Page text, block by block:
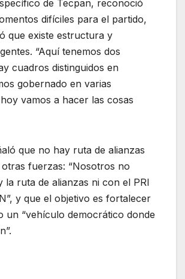
de Tecpan, reconoció
difíciles para el partido,
que existe estructura y
“Aquí tenemos dos
cuadros distinguidos en
gobernado en varias
vamos a hacer las cosas
que no hay ruta de alianzas
fuerzas: “Nosotros no
la ruta de alianzas ni con el PRI
y que el objetivo es fortalecer
un “vehículo democrático donde